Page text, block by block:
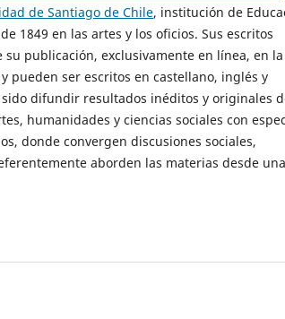
de Santiago de Chile, institución de
1849 en las artes y los oficios. Sus escritos
publicación, exclusivamente en línea, en la
pueden ser escritos en castellano, inglés y
difundir resultados inéditos y originales
humanidades y ciencias sociales con
donde convergen discusiones sociales,
aborden las materias desde una